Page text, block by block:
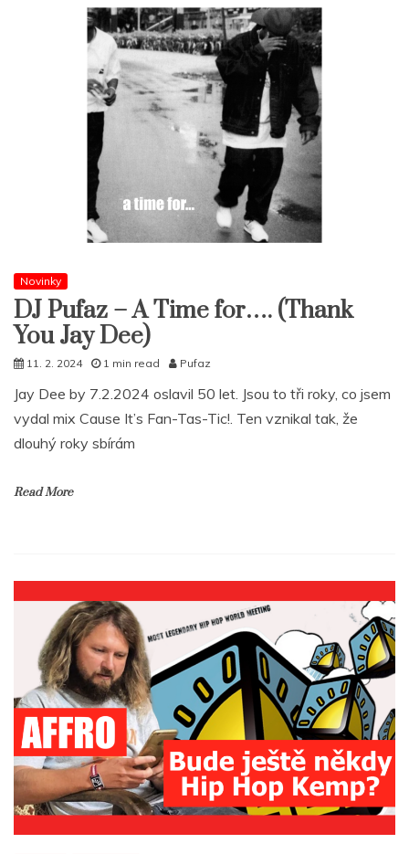
Novinky
DJ Pufaz – A Time for…. (Thank
You Jay Dee)
11. 2. 2024 1 min read Pufaz
Jay Dee by 7.2.2024 oslavil 50 let. Jsou to tři roky, co jsem
vydal mix Cause It’s Fan-Tas-Tic!. Ten vznikal tak, že
dlouhý roky sbírám
Read More